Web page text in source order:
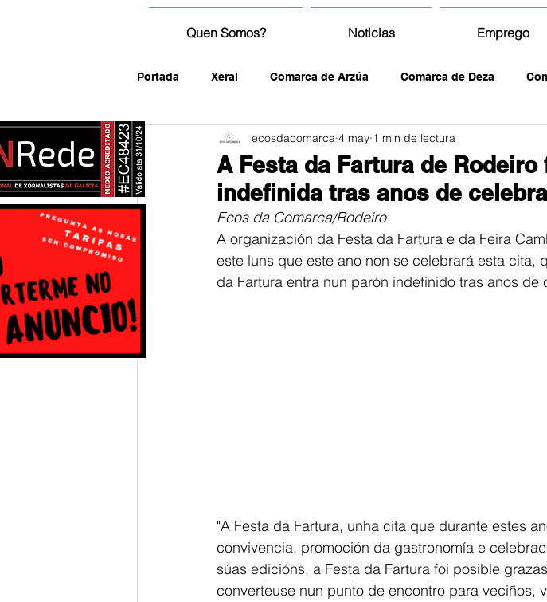
Quen Somos? Noticias Emprego
Portada Xeral Comarca de Arzúa Comarca de Deza
fotografía
A Festa da Fartura de
indefinida tras anos de
ecosdacomarca 4 may 1 min de lectura
Ecos da Comarca/Rodeiro
A organización da Festa da Fartura e da Feira
este luns que este ano non se celebrará esta cita,
da Fartura entra nun parón indefinido tras anos de
"A Festa da Fartura, unha cita que durante estes
convivencia, promoción da gastronomía e
súas edicións, a Festa da Fartura foi posible
converteuse nun punto de encontro para veciños,